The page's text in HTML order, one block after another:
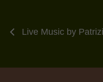
Live Music by